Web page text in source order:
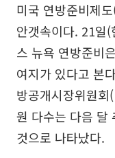
미국 연방준비제
안갯속이다. 21일(
스 뉴욕 연방준비
여지가 있다고 본
방공개시장위원회
원 다수는 다음 달
것으로 나타났다.